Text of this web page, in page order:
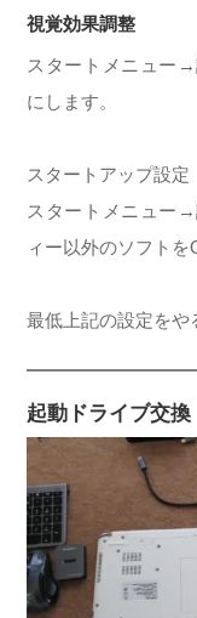
視覚効果調整
スタートメニュー
にします。
スタートアップ設定
スタートメニュー
ィー以外のソフトを
最低上記の設定をや
起動ドライブ交換